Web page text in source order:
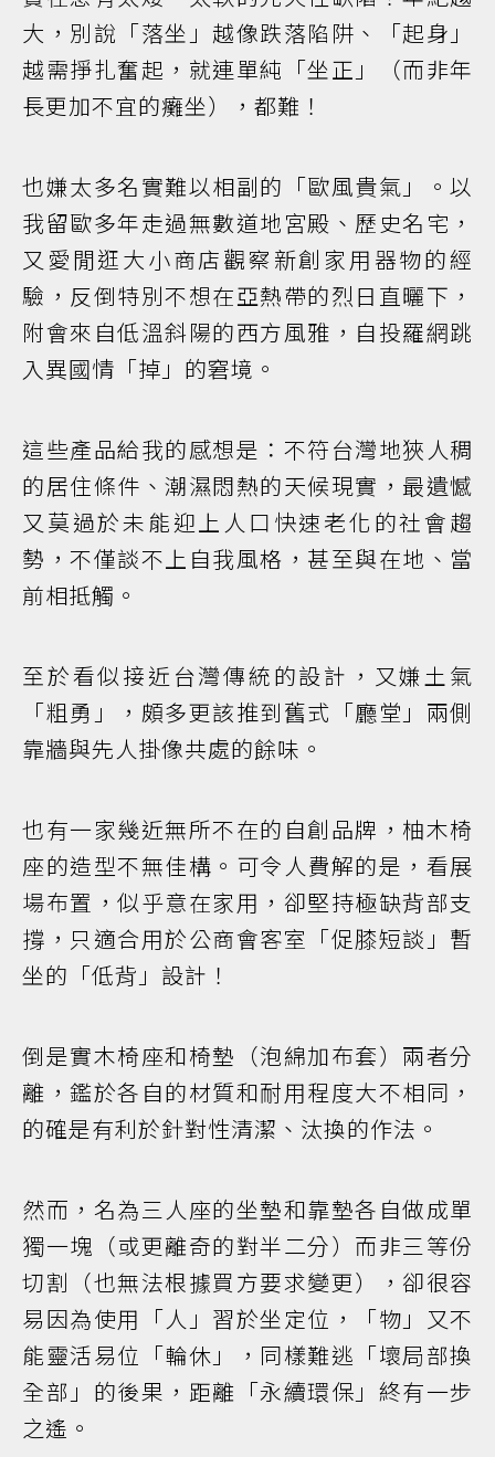
大，別說「落坐」越像跌落陷阱、「起身」
越需掙扎奮起，就連單純「坐正」（而非年
長更加不宜的癱坐），都難！
也嫌太多名實難以相副的「歐風貴氣」。以
我留歐多年走過無數道地宮殿、歷史名宅，
又愛閒逛大小商店觀察新創家用器物的經
驗，反倒特別不想在亞熱帶的烈日直曬下，
附會來自低溫斜陽的西方風雅，自投羅網跳
入異國情「掉」的窘境。
這些產品給我的感想是：不符台灣地狹人稠
的居住條件、潮濕悶熱的天候現實，最遺憾
又莫過於未能迎上人口快速老化的社會趨
勢，不僅談不上自我風格，甚至與在地、當
前相抵觸。
至於看似接近台灣傳統的設計，又嫌土氣
「粗勇」，頗多更該推到舊式「廳堂」兩側
靠牆與先人掛像共處的餘味。
也有一家幾近無所不在的自創品牌，柚木椅
座的造型不無佳構。可令人費解的是，看展
場布置，似乎意在家用，卻堅持極缺背部支
撐，只適合用於公商會客室「促膝短談」暫
坐的「低背」設計！
倒是實木椅座和椅墊（泡綿加布套）兩者分
離，鑑於各自的材質和耐用程度大不相同，
的確是有利於針對性清潔、汰換的作法。
然而，名為三人座的坐墊和靠墊各自做成單
獨一塊（或更離奇的對半二分）而非三等份
切割（也無法根據買方要求變更），卻很容
易因為使用「人」習於坐定位，「物」又不
能靈活易位「輪休」，同樣難逃「壞局部換
全部」的後果，距離「永續環保」終有一步
之遙。